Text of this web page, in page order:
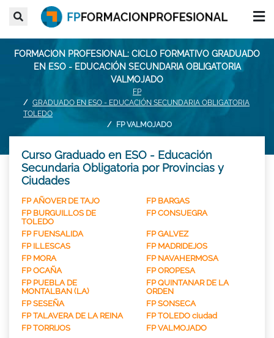
FORMACION PROFESIONAL: CICLO FORMATIVO GRADUADO
EN ESO - EDUCACIÓN SECUNDARIA OBLIGATORIA
VALMOJADO
FP
GRADUADO EN ESO - EDUCACIÓN SECUNDARIA OBLIGATORIA
TOLEDO
FP VALMOJADO
Curso Graduado en ESO - Educación
Secundaria Obligatoria por Provincias y
Ciudades
FP AÑOVER DE TAJO
FP BARGAS
FP BURGUILLOS DE
TOLEDO
FP CONSUEGRA
FP FUENSALIDA
FP GALVEZ
FP ILLESCAS
FP MADRIDEJOS
FP MORA
FP NAVAHERMOSA
FP OCAÑA
FP OROPESA
FP PUEBLA DE
MONTALBAN (LA)
FP QUINTANAR DE LA
ORDEN
FP SESEÑA
FP SONSECA
FP TALAVERA DE LA REINA
FP TOLEDO ciudad
FP TORRIJOS
FP VALMOJADO